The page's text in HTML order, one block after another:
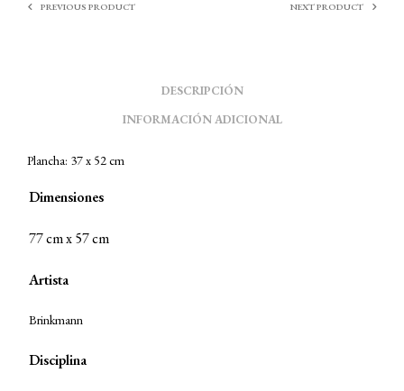
PREVIOUS PRODUCT NEXT PRODUCT
DESCRIPCIÓN
INFORMACIÓN ADICIONAL
Plancha: 37 x 52 cm
Dimensiones
77 cm x 57 cm
Artista
Brinkmann
Disciplina